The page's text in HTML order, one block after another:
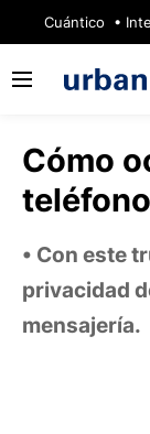
Cuántico
Cómo
Con este
privacidad
mensajería.